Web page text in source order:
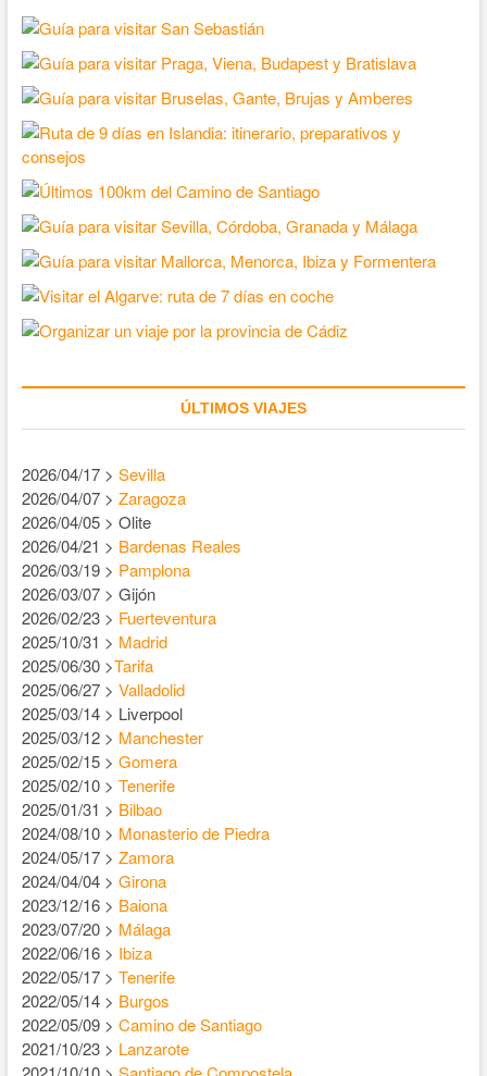
ÚLTIMOS VIAJES
2026/04/17 > Sevilla
2026/04/07 > Zaragoza
2026/04/05 > Olite
2026/04/21 > Bardenas Reales
2026/03/19 > Pamplona
2026/03/07 > Gijón
2026/02/23 > Fuerteventura
2025/10/31 > Madrid
2025/06/30 >Tarifa
2025/06/27 > Valladolid
2025/03/14 > Liverpool
2025/03/12 > Manchester
2025/02/15 > Gomera
2025/02/10 > Tenerife
2025/01/31 > Bilbao
2024/08/10 > Monasterio de Piedra
2024/05/17 > Zamora
2024/04/04 > Girona
2023/12/16 > Baiona
2023/07/20 > Málaga
2022/06/16 > Ibiza
2022/05/17 > Tenerife
2022/05/14 > Burgos
2022/05/09 > Camino de Santiago
2021/10/23 > Lanzarote